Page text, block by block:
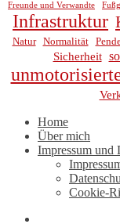
Freunde und Verwandte
Infrastruktur
Natur Normalität
Sicherheit
Home
Über mich
Impressum und
Cookie-